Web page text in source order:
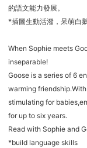
的語文能力發展。
*插圖生動活潑，呆萌白
When Sophie meets
inseparable!
Goose is a series of 6
warming
stimulating for
for up to six years.
Read with Sophie and
*build language skills